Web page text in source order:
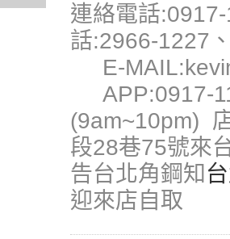
連絡電話
話:2966-1227
E-
APP:0917-
(9am~10pm)
段28巷75號來
告台北角鋼知
迎來店自取